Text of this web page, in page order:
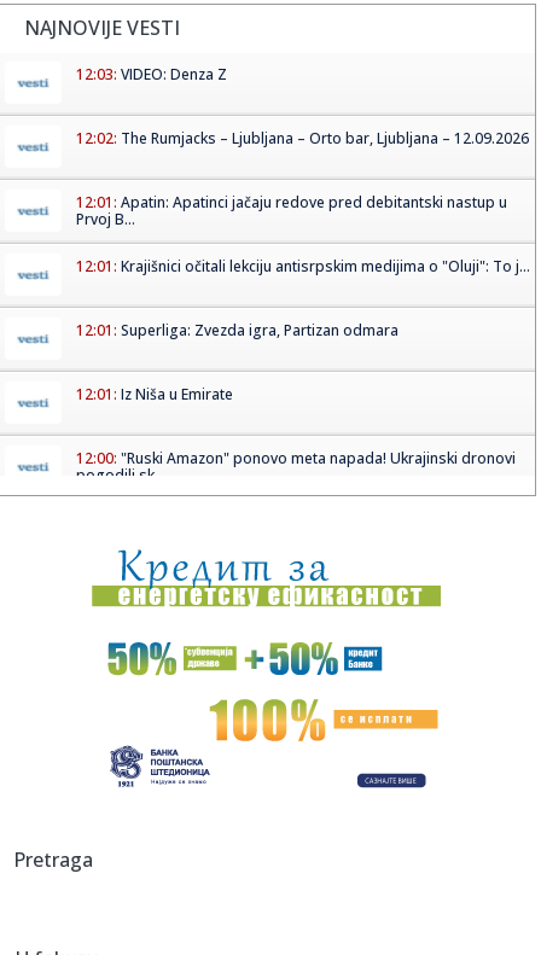
NAJNOVIJE VESTI
12:03: VIDEO: Denza Z
12:02: The Rumjacks – Ljubljana – Orto bar, Ljubljana – 12.09.2026
12:01: Apatin: Apatinci jačaju redove pred debitantski nastup u
Prvoj B...
12:01: Krajišnici očitali lekciju antisrpskim medijima o "Oluji": To j...
12:01: Superliga: Zvezda igra, Partizan odmara
12:01: Iz Niša u Emirate
12:00: "Ruski Amazon" ponovo meta napada! Ukrajinski dronovi
pogodili sk...
11:59:Bez vode delovi Novog Sada i Sremskih Karlovaca
11:59:Vojno sposobni Ukrajinci će biti deportovani?
Sombor: Dunav kod Bezdana na -163 centimetra
11:55:Sitno se odbrojava do početka najveće fešte na Balkanu:
"Znate ...
Pretraga